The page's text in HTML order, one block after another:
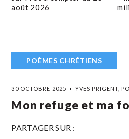
août 2026
POÈMES CHRÉTIENS
30 OCTOBRE 2025 YVES PRIGENT,
Mon refuge et ma
PARTAGER SUR :